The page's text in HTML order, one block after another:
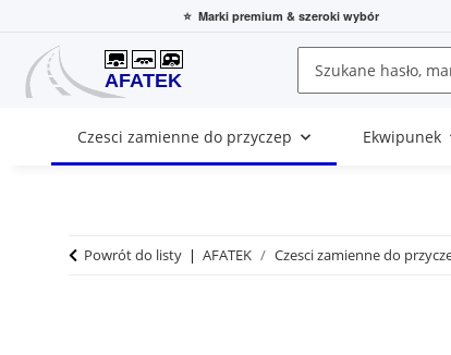
⭐ Marki premium & szeroki wybór
Czesci zamienne do przyczep Ekwipunek
Powrót do listy AFATEK Czesci zamienne do